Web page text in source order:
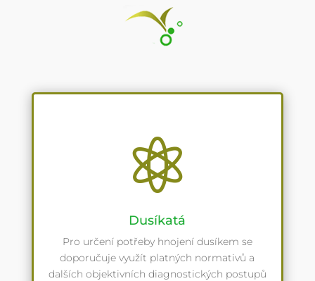

Dusíkatá
Pro určení potřeby hnojení dusíkem se
doporučuje využít platných normativů a
dalších objektivních diagnostických postupů